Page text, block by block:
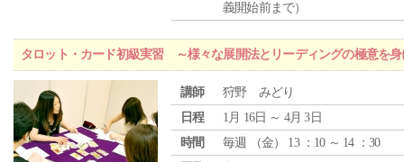
義開始前まで）
タロット・カード初級実習 ～様々な展開法とリーディングの極意を身
講師
狩野 みどり
日程
1月 16日 ～ 4月 3日
時間
毎週 （金） 13 ：10 ～ 14 ：30